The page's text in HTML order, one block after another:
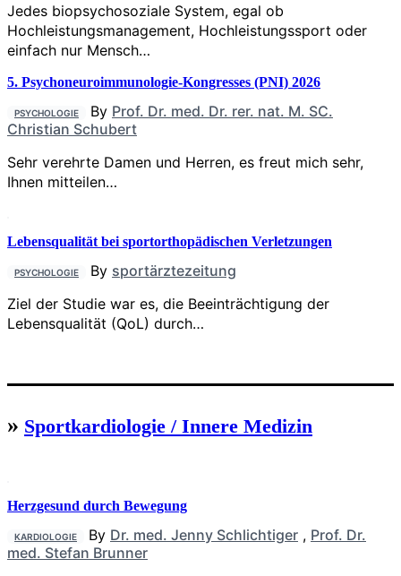
Jedes biopsychosoziale System, egal ob
Hochleistungsmanagement, Hochleistungssport oder
einfach nur Mensch…
5. Psychoneuroimmunologie-Kongresses (PNI) 2026
PSYCHOLOGIE By Prof. Dr. med. Dr. rer. nat. M. SC.
Christian Schubert
Sehr verehrte Damen und Herren, es freut mich sehr,
Ihnen mitteilen…
Lebensqualität bei sportorthopädischen Verletzungen
PSYCHOLOGIE By sportärztezeitung
Ziel der Studie war es, die Beeinträchtigung der
Lebensqualität (QoL) durch…
» Sportkardiologie / Innere Medizin
Herzgesund durch Bewegung
KARDIOLOGIE By Dr. med. Jenny Schlichtiger , Prof. Dr.
med. Stefan Brunner